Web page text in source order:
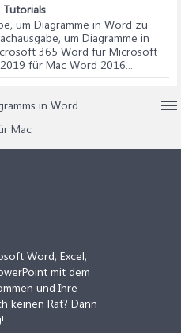
um Diagramme in Word zu
um Diagramme in
365 Word für Microsoft
für Mac Word 2016...
in Word
Mac
Word, Excel,
mit dem
und Ihre
keinen Rat? Dann